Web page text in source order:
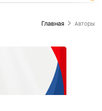
Главная Aвторы